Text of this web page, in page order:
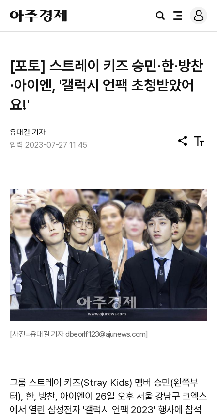
아
주
경
검
전
로
그
[포토] 스트레이 키즈 승민·한·방찬
·아이엔, '갤럭시 언팩 초청받았어
요!'
유대길 기자
입력 2023-07-27 11:45
공
유
텍
스
[사진=유대길 기자 dbeorlf123@ajunews.com]
그룹 스트레이 키즈(Stray Kids) 멤버 승민(왼쪽부
터), 한, 방찬, 아이엔이 26일 오후 서울 강남구 코엑스
에서 열린 삼성전자 '갤럭시 언팩 2023' 행사에 참석